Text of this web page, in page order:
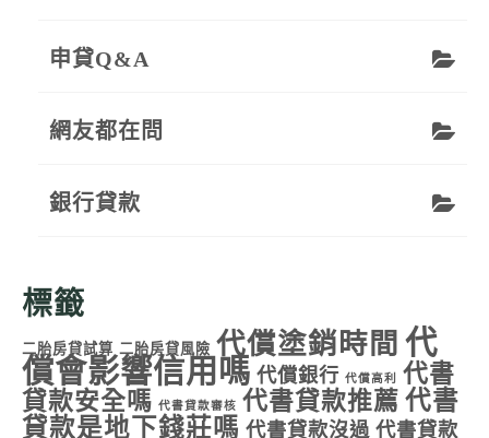
申貸Q&A
網友都在問
銀行貸款
標籤
二胎房貸試算 二胎房貸風險 代償塗銷時間 代
償會影響信用嗎 代償銀行 代償高利
代書
貸款安全嗎 代書貸款審核 代書貸款推薦 代書
貸款是地下錢莊嗎 代書貸款沒過 代書貸款